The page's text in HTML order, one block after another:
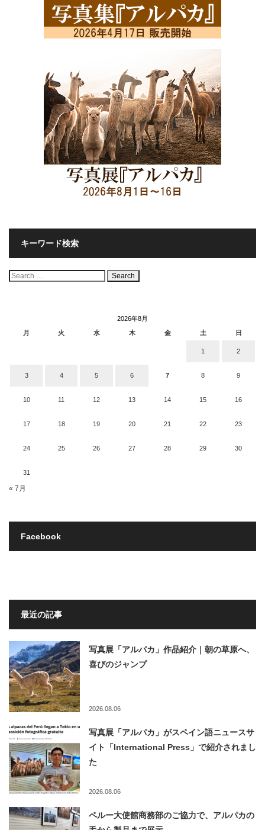
キーワード検索
検
索:
2026年8月
月
火 水 木 金 土 日
1 2
3 4 5 6 7 8 9
10 11 12 13 14 15 16
17 18 19 20 21 22 23
24 25 26 27 28 29 30
31
« 7月
Facebook
最近の記事
写真展「アルパカ」作品紹介｜朝の草原へ、
喜びのジャンプ
2026.08.06
写真展「アルパカ」がスペイン語ニュースサ
イト「International Press」で紹介されまし
た
2026.08.06
ペルー大使館商務部のご協力で、アルパカの